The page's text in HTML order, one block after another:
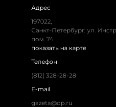
Адрес
197022,
Санкт-Петербург, ул.
пом. 74.
показать на карте
Телефон
(812) 328-28-28
E-mail
gazeta@dp.ru